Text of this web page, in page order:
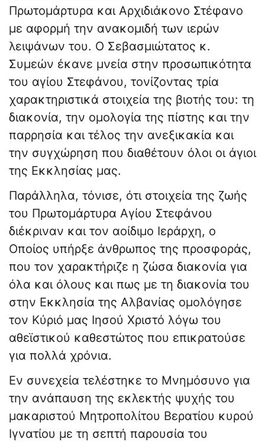
Πρωτομάρτυρα και Αρχιδιάκονο Στέφανο
με αφορμή την ανακομιδή των ιερών
λειψάνων του. Ο Σεβασμιώτατος κ.
Συμεών έκανε μνεία στην προσωπικότητα
του αγίου Στεφάνου, τονίζοντας τρία
χαρακτηριστικά στοιχεία της βιοτής του: τη
διακονία, την ομολογία της πίστης και την
παρρησία και τέλος την ανεξικακία και
την συγχώρηση που διαθέτουν όλοι οι άγιοι
της Εκκλησίας μας.
Παράλληλα, τόνισε, ότι στοιχεία της ζωής
του Πρωτομάρτυρα Αγίου Στεφάνου
διέκριναν και τον αοίδιμο Ιεράρχη, ο
Οποίος υπήρξε άνθρωπος της προσφοράς,
που τον χαρακτήριζε η ζώσα διακονία για
όλα και όλους και πως με τη διακονία του
στην Εκκλησία της Αλβανίας ομολόγησε
τον Κύριό μας Ιησού Χριστό λόγω του
αθεϊστικού καθεστώτος που επικρατούσε
για πολλά χρόνια.
Εν συνεχεία τελέστηκε το Μνημόσυνο για
την ανάπαυση της εκλεκτής ψυχής του
μακαριστού Μητροπολίτου Βερατίου κυρού
Ιγνατίου με τη σεπτή παρουσία του